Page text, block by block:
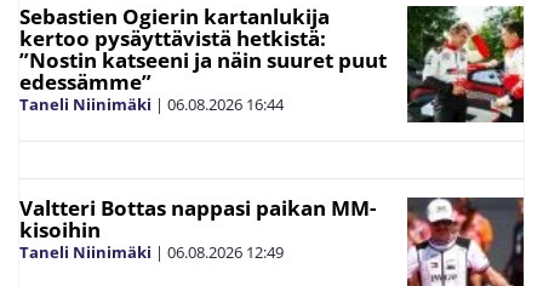
Sebastien Ogierin kartanlukija
kertoo pysäyttävistä hetkistä:
”Nostin katseeni ja näin suuret puut
edessämme”
Taneli Niinimäki | 06.08.2026 16:44
Valtteri Bottas nappasi paikan MM-
kisoihin
Taneli Niinimäki | 06.08.2026 12:49